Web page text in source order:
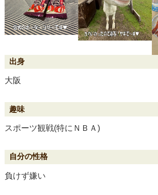
大阪
スポーツ観戦(特にＮＢＡ)
負けず嫌い